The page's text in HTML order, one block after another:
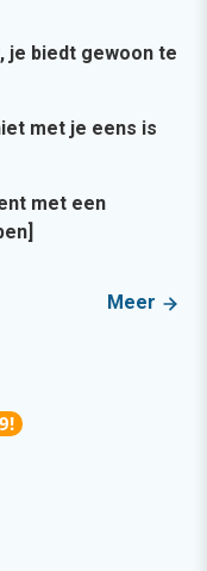
je biedt gewoon te
met je eens is
met een
Meer